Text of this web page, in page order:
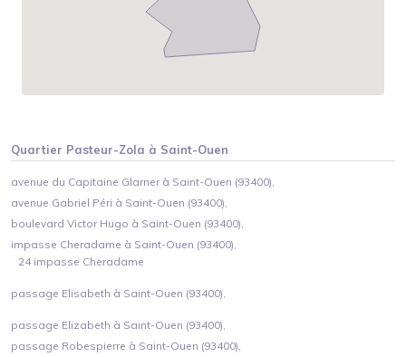
Quartier Pasteur-Zola à Saint-Ouen
avenue du Capitaine Glarner à Saint-Ouen (93400),
avenue Gabriel Péri à Saint-Ouen (93400),
boulevard Victor Hugo à Saint-Ouen (93400),
impasse Cheradame à Saint-Ouen (93400),
24 impasse Cheradame
passage Elisabeth à Saint-Ouen (93400),
passage Elizabeth à Saint-Ouen (93400),
passage Robespierre à Saint-Ouen (93400),